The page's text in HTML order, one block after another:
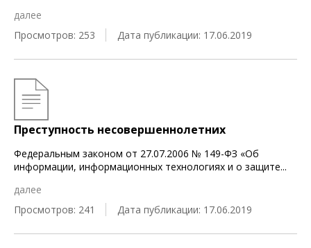
далее
Просмотров: 253
Дата публикации: 17.06.2019
Преступность несовершеннолетних
Федеральным законом от 27.07.2006 № 149-ФЗ «Об
информации, информационных технологиях и о защите...
далее
Просмотров: 241
Дата публикации: 17.06.2019